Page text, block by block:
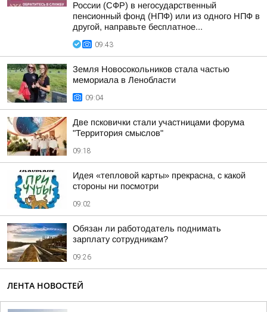
России (СФР) в негосударственный
пенсионный фонд (НПФ) или из одного НПФ в
другой, направьте бесплатное...
09:43
Земля Новосокольников стала частью
мемориала в Ленобласти
09:04
Две псковички стали участницами форума
"Территория смыслов"
09:18
Идея «тепловой карты» прекрасна, с какой
стороны ни посмотри
09:02
Обязан ли работодатель поднимать
зарплату сотрудникам?
09:26
ЛЕНТА НОВОСТЕЙ